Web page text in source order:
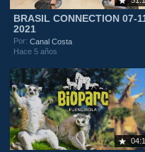
BRASIL CONNECTION 07-
2021
Por:Canal Costa
Hace 5 años